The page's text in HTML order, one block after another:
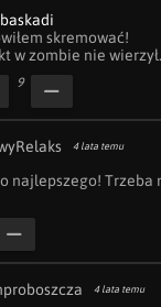
skremować!
w zombie nie wierzył.
9
4 lata temu
najlepszego! Trzeba
4 lata temu